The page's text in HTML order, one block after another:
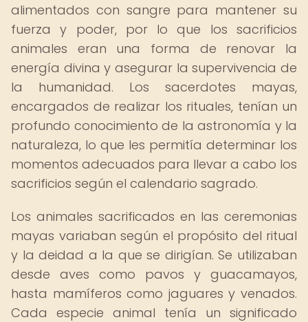
alimentados con sangre para mantener su
fuerza y poder, por lo que los sacrificios
animales eran una forma de renovar la
energía divina y asegurar la supervivencia de
la humanidad. Los sacerdotes mayas,
encargados de realizar los rituales, tenían un
profundo conocimiento de la astronomía y la
naturaleza, lo que les permitía determinar los
momentos adecuados para llevar a cabo los
sacrificios según el calendario sagrado.
Los animales sacrificados en las ceremonias
mayas variaban según el propósito del ritual
y la deidad a la que se dirigían. Se utilizaban
desde aves como pavos y guacamayos,
hasta mamíferos como jaguares y venados.
Cada especie animal tenía un significado